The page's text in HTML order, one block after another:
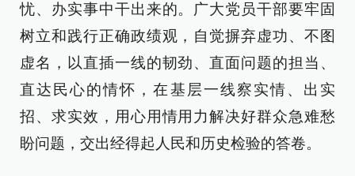
忧、办实事中干出来的。广大党员干部要牢固
树立和践行正确政绩观，自觉摒弃虚功、不图
虚名，以直插一线的韧劲、直面问题的担当、
直达民心的情怀，在基层一线察实情、出实
招、求实效，用心用情用力解决好群众急难愁
盼问题，交出经得起人民和历史检验的答卷。